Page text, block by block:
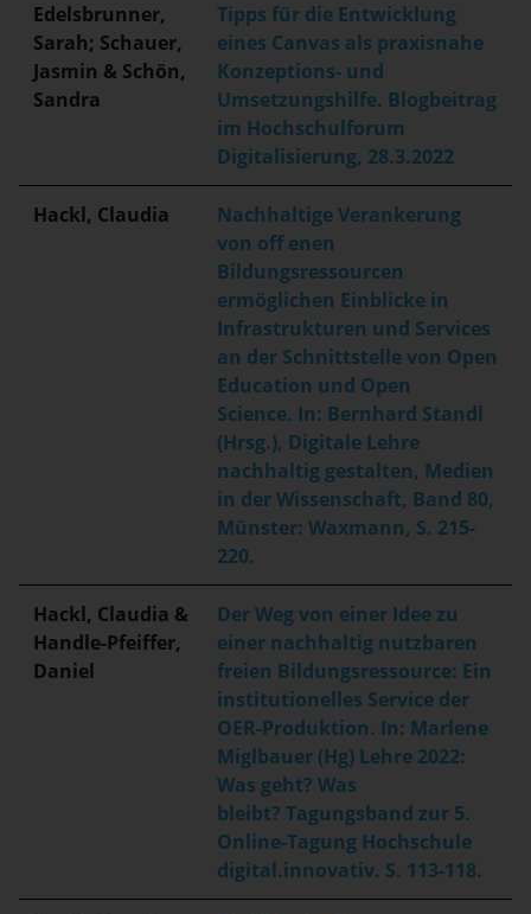
Edelsbrunner,
Sarah; Schauer,
Jasmin & Schön,
Sandra
Tipps für die Entwicklung
eines Canvas als praxisnahe
Konzeptions- und
Umsetzungshilfe. Blogbeitrag
im Hochschulforum
Digitalisierung, 28.3.2022
Hackl, Claudia
Nachhaltige Verankerung
von off enen
Bildungsressourcen
ermöglichen Einblicke in
Infrastrukturen und Services
an der Schnittstelle von Open
Education und Open
Science. In: Bernhard Standl
(Hrsg.), Digitale Lehre
nachhaltig gestalten, Medien
in der Wissenschaft, Band 80,
Münster: Waxmann, S. 215-
220.
Hackl, Claudia &
Handle-Pfeiffer,
Daniel
Der Weg von einer Idee zu
einer nachhaltig nutzbaren
freien Bildungsressource: Ein
institutionelles Service der
OER-Produktion. In: Marlene
Miglbauer (Hg) Lehre 2022:
Was geht? Was
bleibt? Tagungsband zur 5.
Online-Tagung Hochschule
digital.innovativ. S. 113-118.